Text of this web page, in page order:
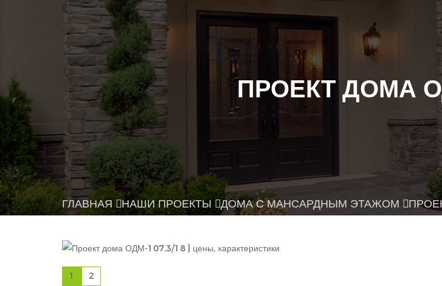
ПРОЕКТ ДОМА
ГЛАВНАЯ НАШИ ПРОЕКТЫ ДОМА С МАНСАРДНЫМ ЭТАЖОМ
1 2